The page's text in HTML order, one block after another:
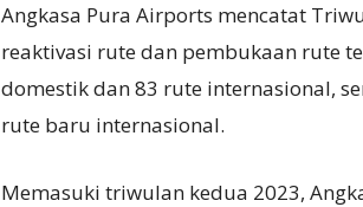
Angkasa Pura Airports mencatat
reaktivasi rute dan pembukaan rute
domestik dan 83 rute internasional,
rute baru internasional.
Memasuki triwulan kedua 2023,